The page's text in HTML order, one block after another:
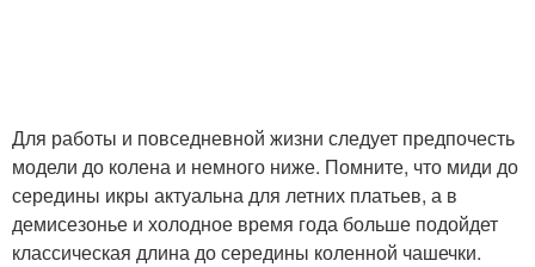
Для работы и повседневной жизни следует предпочесть
модели до колена и немного ниже. Помните, что миди до
середины икры актуальна для летних платьев, а в
демисезонье и холодное время года больше подойдет
классическая длина до середины коленной чашечки.